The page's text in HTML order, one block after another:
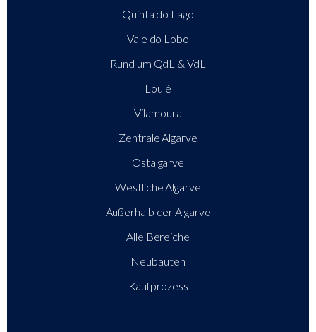
Quinta do Lago
Vale do Lobo
Rund um QdL & VdL
Loulé
Vilamoura
Zentrale Algarve
Ostalgarve
Westliche Algarve
Außerhalb der Algarve
Alle Bereiche
Neubauten
Kaufprozess